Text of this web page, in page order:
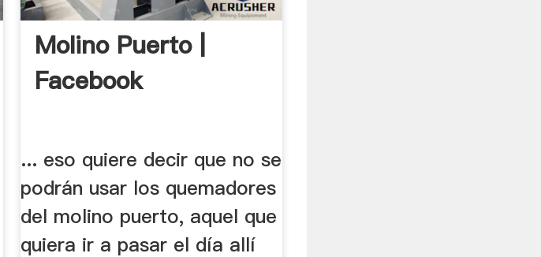
Molino Puerto |
Facebook
... eso quiere decir que no se
podrán usar los quemadores
del molino puerto, aquel que
quiera ir a pasar el día allí